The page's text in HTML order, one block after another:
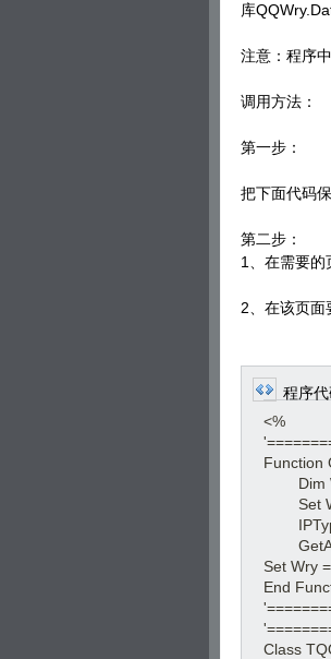
库
注意：程序
调用方法：
第一步：
把下面代码
第二步：
1、在需要
2、在该页面
程序
<%
Function
Dim
Set
Set Wry
End
Class